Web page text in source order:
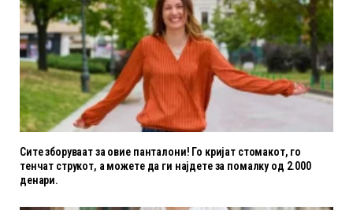
Сите зборуваат за овие панталони! Го кријат стомакот, го
тенчат струкот, а можете да ги најдете за помалку од 2.000
денари.